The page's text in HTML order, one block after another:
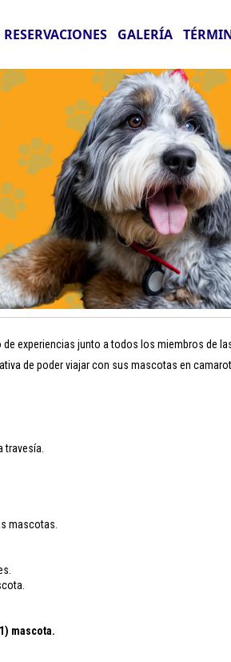
RESERVACIONES GALERÍA
experiencias junto a todos los miembros de
de poder viajar con sus mascotas en
mascotas.
mascota.